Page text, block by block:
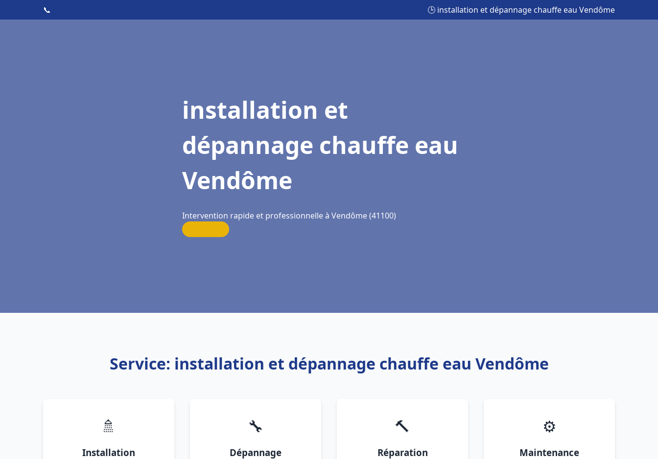
📞 🕒 installation et dépannage chauffe eau Vendôme
installation et
dépannage chauffe eau
Vendôme
Intervention rapide et professionnelle à Vendôme (41100)
Service: installation et dépannage chauffe eau Vendôme
🚿
Installation
🔧
Dépannage
🔨
Réparation
⚙️
Maintenance